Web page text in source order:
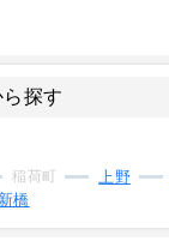
探す
稲荷町 上野
新橋